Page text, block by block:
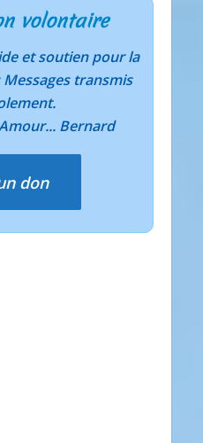
volontaire
et soutien pour la
transmis
Bernard
don